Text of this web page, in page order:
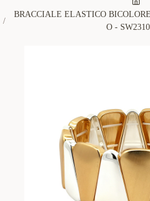
BRACCIALE ELASTICO
O -